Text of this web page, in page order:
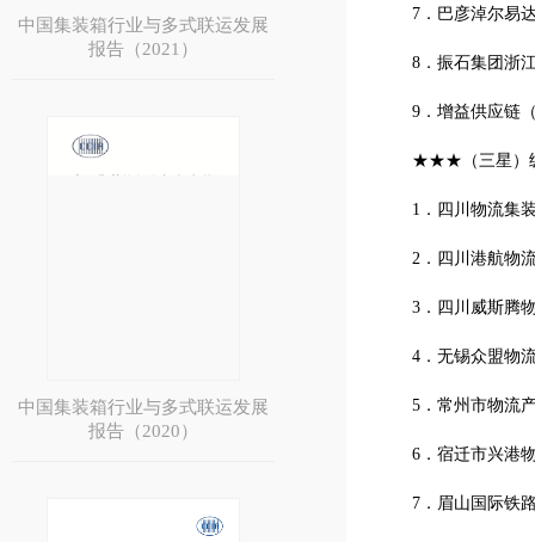
中国集装箱行业与多式联运发展
报告（2021）
中国集装箱行业与多式联运发展
报告（2020）
7．巴彦淖尔易
8．振石集团浙
9．增益供应链
★★★（三星）
1．四川物流集
2．四川港航物
3．四川威斯腾
4．无锡众盟物
5．常州市物流
6．宿迁市兴港
7．眉山国际铁